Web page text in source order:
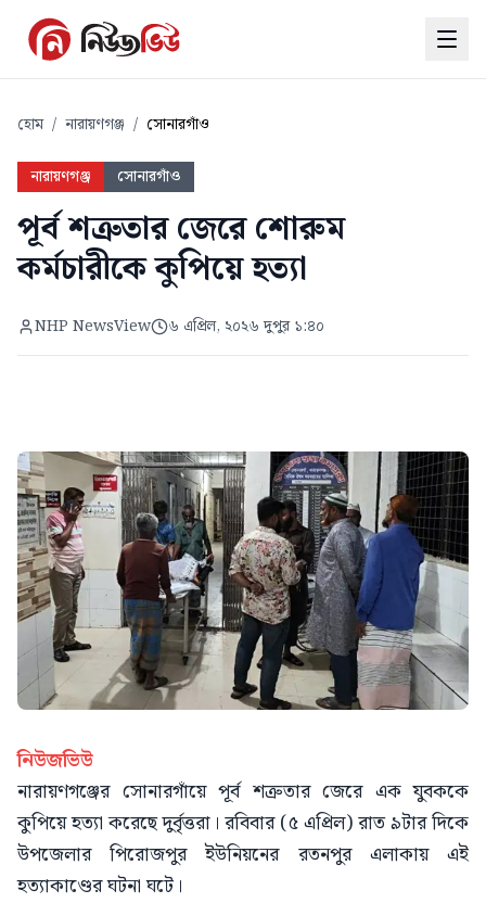
হোম / নারায়ণগঞ্জ / সোনারগাঁও
নারায়ণগঞ্জ সোনারগাঁও
পূর্ব শত্রুতার জেরে শোরুম
কর্মচারীকে কুপিয়ে হত্যা
NHP NewsView ৬ এপ্রিল, ২০২৬ দুপুর ১:৪০
নিউজভিউ
নারায়ণগঞ্জের সোনারগাঁয়ে পূর্ব শত্রুতার জেরে এক যুবককে
কুপিয়ে হত্যা করেছে দুর্বৃত্তরা। রবিবার (৫ এপ্রিল) রাত ৯টার দিকে
উপজেলার পিরোজপুর ইউনিয়নের রতনপুর এলাকায় এই
হত্যাকাণ্ডের ঘটনা ঘটে।